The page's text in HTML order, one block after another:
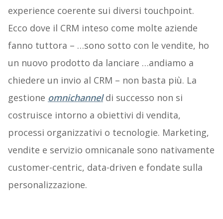
experience coerente sui diversi touchpoint.
Ecco dove il CRM inteso come molte aziende
fanno tuttora – …sono sotto con le vendite, ho
un nuovo prodotto da lanciare …andiamo a
chiedere un invio al CRM – non basta più. La
gestione omnichannel di successo non si
costruisce intorno a obiettivi di vendita,
processi organizzativi o tecnologie. Marketing,
vendite e servizio omnicanale sono nativamente
customer-centric, data-driven e fondate sulla
personalizzazione.